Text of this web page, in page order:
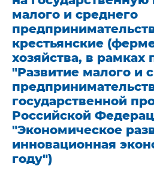
малого и среднего
крестьянские
хозяйства, в
"Развитие малого и
государственной
Российской
"Экономическое
инновационная
году")